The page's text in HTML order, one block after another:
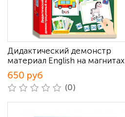
Дидактический демонстр
материал English на магнитах
650 руб
(0)